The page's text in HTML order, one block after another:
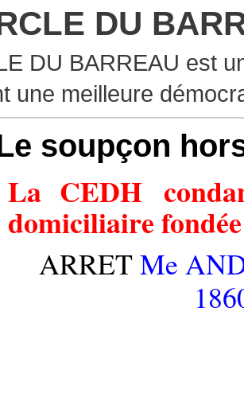
DU
DU BARREAU est
une meilleure
soupçon
La CEDH
domiciliaire
ARRETMe